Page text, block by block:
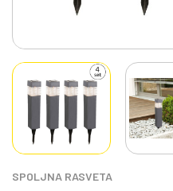
SPOLJNA RASVETA